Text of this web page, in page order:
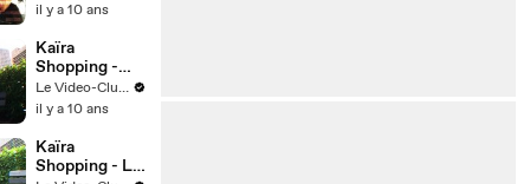
il y a 10 ans
Kaïra
Shopping -
Kairaoké
Summer
Le Video-Club de Save Ferris
il y a 10 ans
Kaïra
Shopping - Le